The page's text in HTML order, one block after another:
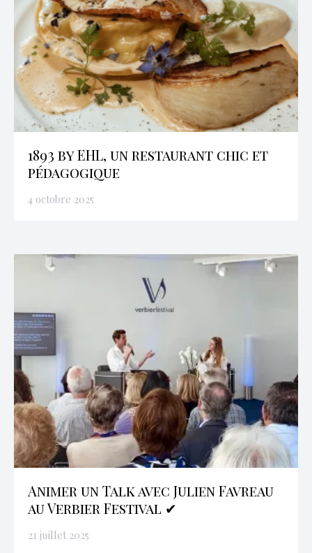
1893 by EHL, un restaurant chic et
pédagogique
4 octobre 2025
Animer un Talk avec Julien Favreau
au Verbier Festival ✔
21 juillet 2025